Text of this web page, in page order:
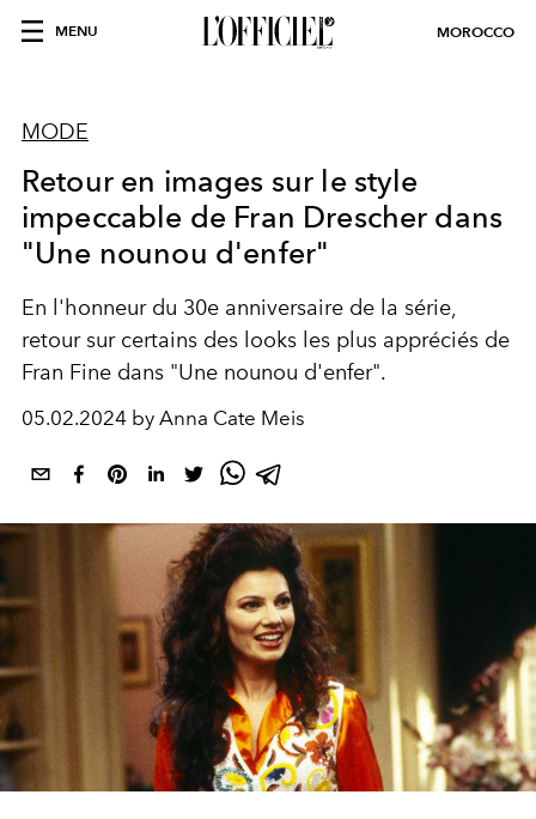
MENU MOROCCO
MODE
Retour en images sur le style
impeccable de Fran Drescher dans
"Une nounou d'enfer"
En l'honneur du 30e anniversaire de la série,
retour sur certains des looks les plus appréciés de
Fran Fine dans "Une nounou d'enfer".
05.02.2024 by Anna Cate Meis